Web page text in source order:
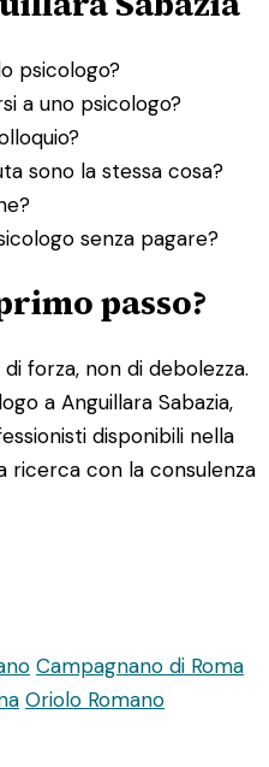
psicologo?
a uno psicologo?
sono la stessa cosa?
senza pagare?
passo?
forza, non di debolezza.
a Anguillara Sabazia,
disponibili nella
ricerca con la consulenza
Campagnano di Roma
Oriolo Romano